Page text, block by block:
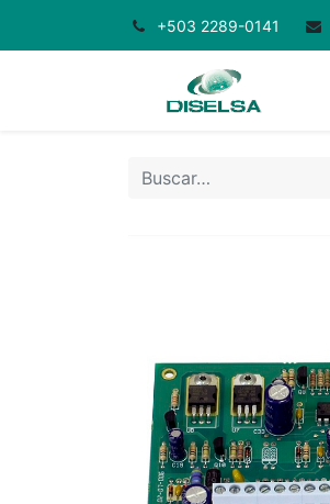
+503 2289-0141